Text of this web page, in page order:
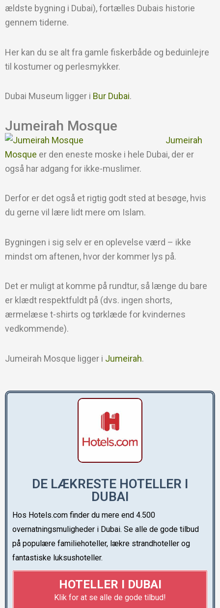
ældste bygning i Dubai), fortælles Dubais historie
gennem tiderne.
Her kan du se alt fra gamle fiskerbåde og beduinlejre
til kostumer og perlesmykker.
Dubai Museum ligger i Bur Dubai.
Jumeirah Mosque
Jumeirah
Mosque er den eneste moske i hele Dubai, der er
også har adgang for ikke-muslimer.
Derfor er det også et rigtig godt sted at besøge, hvis
du gerne vil lære lidt mere om Islam.
Bygningen i sig selv er en oplevelse værd – ikke
mindst om aftenen, hvor der kommer lys på.
Det er muligt at komme på rundtur, så længe du bare
er klædt respektfuldt på (dvs. ingen shorts,
ærmelæse t-shirts og tørklæde for kvindernes
vedkommende).
Jumeirah Mosque ligger i Jumeirah.
DE LÆKRESTE HOTELLER I
DUBAI
Hos Hotels.com finder du mere end 4.500
overnatningsmuligheder i Dubai. Se alle de gode tilbud
på populære familiehoteller, lækre strandhoteller og
fantastiske luksushoteller.
HOTELLER I DUBAI
Klik for at se alle de gode tilbud!